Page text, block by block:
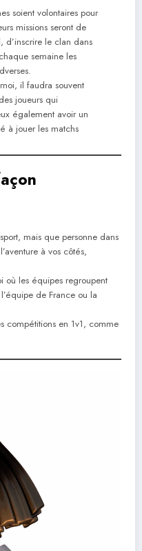
soient volontaires pour
missions seront de
d’inscrire le clan dans
semaine les
il faudra souvent
joueurs qui
également avoir un
à jouer les matchs
mais que personne dans
à vos côtés,
où les équipes regroupent
de France ou la
compétitions en 1v1, comme